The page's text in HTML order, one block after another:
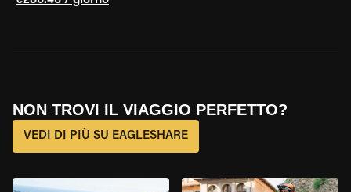
NON TROVI IL VIAGGIO PERFETTO?
VEDI DI PIÙ SU EAGLESHARE